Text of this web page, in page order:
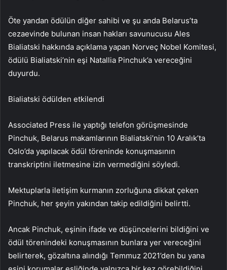
Öte yandan ödülün diğer sahibi ve şu anda Belarus’ta
cezaevinde bulunan insan hakları savunucusu Ales
Bialiatski hakkında açıklama yapan Norveç Nobel Komitesi,
ödülü Bialiatski’nin eşi Natallia Pinchuk’a vereceğini
duyurdu.
Bialiatski ödülden etkilendi
Associated Press ile yaptığı telefon görüşmesinde
Pinchuk, Belarus makamlarının Bialiatski’nin 10 Aralık’ta
Oslo’da yapılacak ödül töreninde konuşmasının
transkriptini iletmesine izin vermediğini söyledi.
Mektuplarla iletişim kurmanın zorluğuna dikkat çeken
Pinchuk, her şeyin yakından takip edildiğini belirtti.
Ancak Pinchuk, eşinin ifade ve düşüncelerini bildiğini ve
ödül törenindeki konuşmasının bunlara yer vereceğini
belirterek, gözaltına alındığı Temmuz 2021’den bu yana